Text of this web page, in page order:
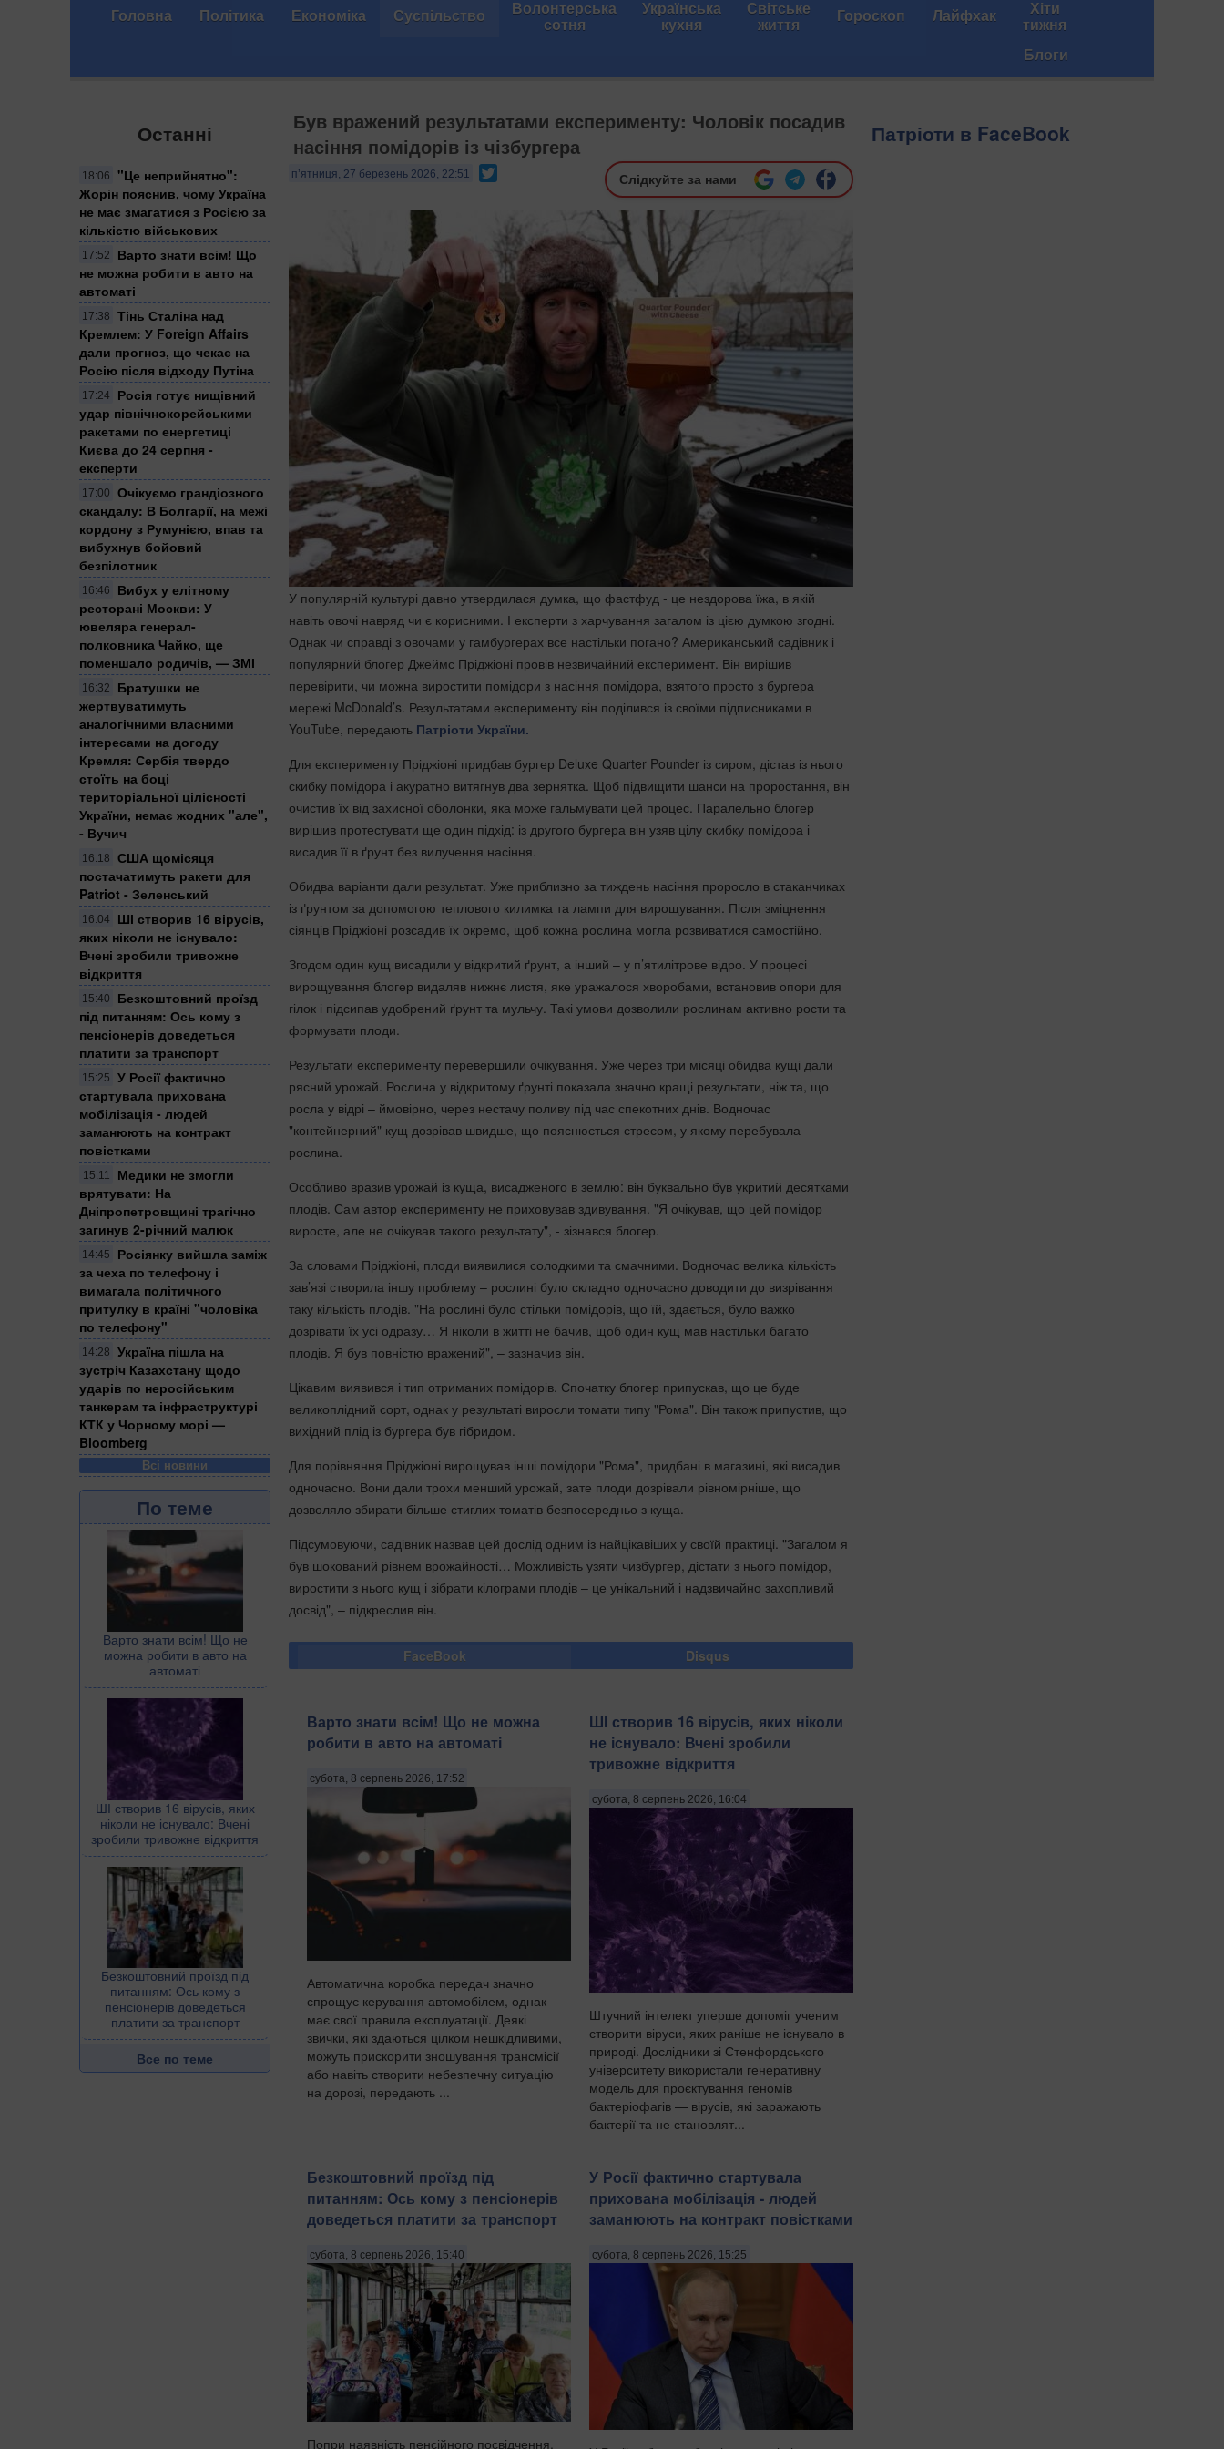
Головна Політика Економіка Суспільство Волонтерська
сотня
Українська
кухня
Світське
життя Гороскоп Лайфхак Хіти
тижня
Блоги
Останні
18:06
"Це неприйнятно":
Жорін пояснив, чому Україна
не має змагатися з Росією за
кількістю військових
17:52
Варто знати всім! Що
не можна робити в авто на
автоматі
17:38
Тінь Сталіна над
Кремлем: У Foreign Affairs
дали прогноз, що чекає на
Росію після відходу Путіна
17:24
Росія готує нищівний
удар північнокорейськими
ракетами по енергетиці
Києва до 24 серпня -
експерти
17:00
Очікуємо грандіозного
скандалу: В Болгарії, на межі
кордону з Румунією, впав та
вибухнув бойовий
безпілотник
16:46
Вибух у елітному
ресторані Москви: У
ювеляра генерал-
полковника Чайко, ще
поменшало родичів, — ЗМІ
16:32
Братушки не
жертвуватимуть
аналогічними власними
інтересами на догоду
Кремля: Сербія твердо
стоїть на боці
територіальної цілісності
України, немає жодних "але",
- Вучич
16:18
США щомісяця
постачатимуть ракети для
Patriot - Зеленський
16:04
ШІ створив 16 вірусів,
яких ніколи не існувало:
Вчені зробили тривожне
відкриття
15:40
Безкоштовний проїзд
під питанням: Ось кому з
пенсіонерів доведеться
платити за транспорт
15:25
У Росії фактично
стартувала прихована
мобілізація - людей
заманюють на контракт
повістками
15:11
Медики не змогли
врятувати: На
Дніпропетровщині трагічно
загинув 2-річний малюк
14:45
Росіянку вийшла заміж
за чеха по телефону і
вимагала політичного
притулку в країні "чоловіка
по телефону"
14:28
Україна пішла на
зустріч Казахстану щодо
ударів по неросійським
танкерам та інфраструктурі
КТК у Чорному морі —
Bloomberg
Всі новини
По теме
Варто знати всім! Що не
можна робити в авто на
автоматі
ШІ створив 16 вірусів, яких
ніколи не існувало: Вчені
зробили тривожне відкриття
Безкоштовний проїзд під
питанням: Ось кому з
пенсіонерів доведеться
платити за транспорт
Все по теме
Був вражений результатами експерименту: Чоловік посадив
насіння помідорів із чізбургера
п’ятниця, 27 березень 2026, 22:51 Слідкуйте за нами
У популярній культурі давно утвердилася думка, що фастфуд - це нездорова їжа, в якій
навіть овочі навряд чи є корисними. І експерти з харчування загалом із цією думкою згодні.
Однак чи справді з овочами у гамбургерах все настільки погано? Американський садівник і
популярний блогер Джеймс Пріджіоні провів незвичайний експеримент. Він вирішив
перевірити, чи можна виростити помідори з насіння помідора, взятого просто з бургера
мережі McDonald’s. Результатами експерименту він поділився із своїми підписниками в
YouTube, передають Патріоти України.
Для експерименту Пріджіоні придбав бургер Deluxe Quarter Pounder із сиром, дістав із нього
скибку помідора і акуратно витягнув два зернятка. Щоб підвищити шанси на проростання, він
очистив їх від захисної оболонки, яка може гальмувати цей процес. Паралельно блогер
вирішив протестувати ще один підхід: із другого бургера він узяв цілу скибку помідора і
висадив її в ґрунт без вилучення насіння.
Обидва варіанти дали результат. Уже приблизно за тиждень насіння проросло в стаканчиках
із ґрунтом за допомогою теплового килимка та лампи для вирощування. Після зміцнення
сіянців Пріджіоні розсадив їх окремо, щоб кожна рослина могла розвиватися самостійно.
Згодом один кущ висадили у відкритий ґрунт, а інший – у п’ятилітрове відро. У процесі
вирощування блогер видаляв нижнє листя, яке уражалося хворобами, встановив опори для
гілок і підсипав удобрений ґрунт та мульчу. Такі умови дозволили рослинам активно рости та
формувати плоди.
Результати експерименту перевершили очікування. Уже через три місяці обидва кущі дали
рясний урожай. Рослина у відкритому ґрунті показала значно кращі результати, ніж та, що
росла у відрі – ймовірно, через нестачу поливу під час спекотних днів. Водночас
"контейнерний" кущ дозрівав швидше, що пояснюється стресом, у якому перебувала
рослина.
Особливо вразив урожай із куща, висадженого в землю: він буквально був укритий десятками
плодів. Сам автор експерименту не приховував здивування. "Я очікував, що цей помідор
виросте, але не очікував такого результату", - зізнався блогер.
За словами Пріджіоні, плоди виявилися солодкими та смачними. Водночас велика кількість
зав’язі створила іншу проблему – рослині було складно одночасно доводити до визрівання
таку кількість плодів. "На рослині було стільки помідорів, що їй, здається, було важко
дозрівати їх усі одразу… Я ніколи в житті не бачив, щоб один кущ мав настільки багато
плодів. Я був повністю вражений", – зазначив він.
Цікавим виявився і тип отриманих помідорів. Спочатку блогер припускав, що це буде
великоплідний сорт, однак у результаті виросли томати типу "Рома". Він також припустив, що
вихідний плід із бургера був гібридом.
Для порівняння Пріджіоні вирощував інші помідори "Рома", придбані в магазині, які висадив
одночасно. Вони дали трохи менший урожай, зате плоди дозрівали рівномірніше, що
дозволяло збирати більше стиглих томатів безпосередньо з куща.
Підсумовуючи, садівник назвав цей дослід одним із найцікавіших у своїй практиці. "Загалом я
був шокований рівнем врожайності… Можливість узяти чизбургер, дістати з нього помідор,
виростити з нього кущ і зібрати кілограми плодів – це унікальний і надзвичайно захопливий
досвід", – підкреслив він.
FaceBook Disqus
Варто знати всім! Що не можна
робити в авто на автоматі
субота, 8 серпень 2026, 17:52
Автоматична коробка передач значно
спрощує керування автомобілем, однак
має свої правила експлуатації. Деякі
звички, які здаються цілком нешкідливими,
можуть прискорити зношування трансмісії
або навіть створити небезпечну ситуацію
на дорозі, передають ...
ШІ створив 16 вірусів, яких ніколи
не існувало: Вчені зробили
тривожне відкриття
субота, 8 серпень 2026, 16:04
Штучний інтелект уперше допоміг ученим
створити віруси, яких раніше не існувало в
природі. Дослідники зі Стенфордського
університету використали генеративну
модель для проєктування геномів
бактеріофагів — вірусів, які заражають
бактерії та не становлят...
Безкоштовний проїзд під
питанням: Ось кому з пенсіонерів
доведеться платити за транспорт
субота, 8 серпень 2026, 15:40
Попри наявність пенсійного посвідчення,
У Росії фактично стартувала
прихована мобілізація - людей
заманюють на контракт повістками
субота, 8 серпень 2026, 15:25
Патріоти в FaceBook